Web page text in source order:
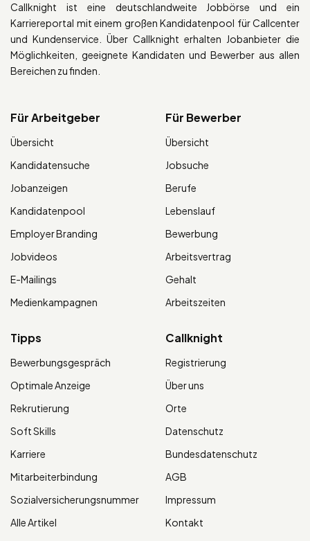
Callknight ist eine deutschlandweite Jobbörse und ein
Karriereportal mit einem großen Kandidatenpool für Callcenter
und Kundenservice. Über Callknight erhalten Jobanbieter die
Möglichkeiten, geeignete Kandidaten und Bewerber aus allen
Bereichen zu finden.
Für Arbeitgeber
Übersicht
Kandidatensuche
Jobanzeigen
Kandidatenpool
Employer Branding
Jobvideos
E-Mailings
Medienkampagnen
Für Bewerber
Übersicht
Jobsuche
Berufe
Lebenslauf
Bewerbung
Arbeitsvertrag
Gehalt
Arbeitszeiten
Tipps
Bewerbungsgespräch
Optimale Anzeige
Rekrutierung
Soft Skills
Karriere
Mitarbeiterbindung
Sozialversicherungsnummer
Alle Artikel
Callknight
Registrierung
Über uns
Orte
Datenschutz
Bundesdatenschutz
AGB
Impressum
Kontakt